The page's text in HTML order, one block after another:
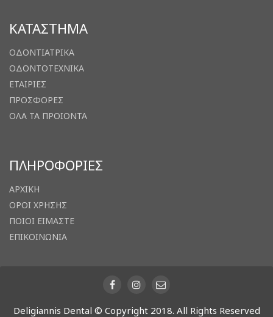
ΚΑΤΑΣΤΗΜΑ
ΟΔΟΝΤΙΑΤΡΙΚΑ
ΟΔΟΝΤΟΤΕΧΝΙΚΑ
ΕΤΑΙΡΙΕΣ
ΠΡΟΣΦΟΡΕΣ
ΟΛΑ ΤΑ ΠΡΟΙΟΝΤΑ
ΠΛΗΡΟΦΟΡΙΕΣ
ΑΡΧΙΚΗ
ΟΡΟΙ ΧΡΗΣΗΣ
ΠΟΙΟΙ ΕΙΜΑΣΤΕ
ΕΠΙΚΟΙΝΩΝΙΑ
Deligiannis Dental © Copyright 2018. All Rights Reserved